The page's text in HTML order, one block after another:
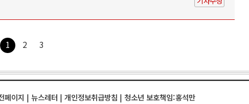
1 2 3
페이지 | 뉴스레터 | 개인정보취급방침 | 청소년 보호책임:홍석만